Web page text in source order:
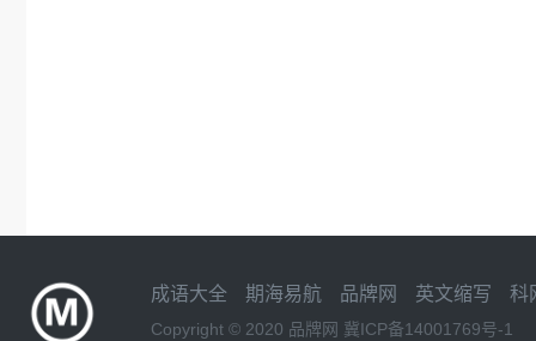
成语大全 期海易航 品牌网 英文缩写 科
Copyright © 2020 品牌网 冀ICP备14001769号-1